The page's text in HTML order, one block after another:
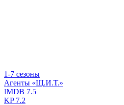
1-7 сезоны
Агенты «Щ.И.Т.»
IMDB 7.5
KP7.2